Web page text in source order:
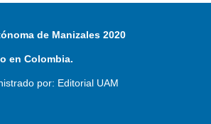
de Manizales 2020
en Colombia.
por: Editorial UAM